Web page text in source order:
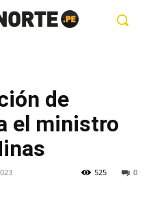
de
el ministro
0
525